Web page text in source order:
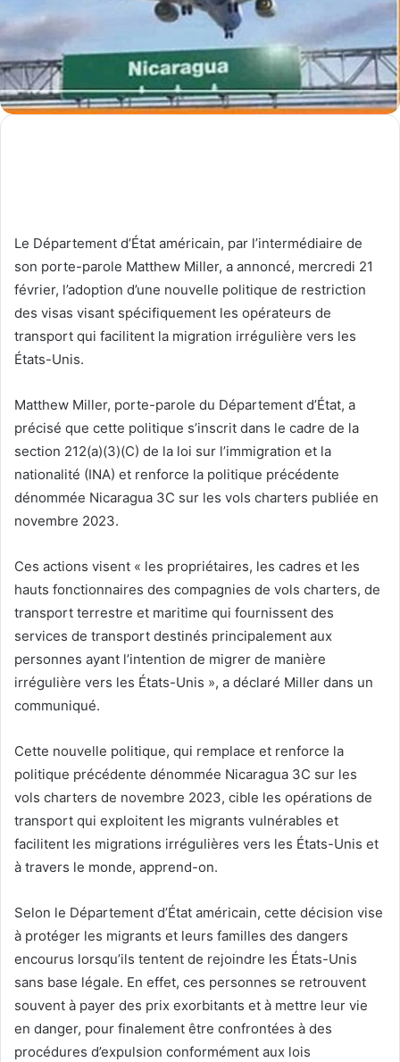
Le Département d’État américain, par l’intermédiaire de
son porte-parole Matthew Miller, a annoncé, mercredi 21
février, l’adoption d’une nouvelle politique de restriction
des visas visant spécifiquement les opérateurs de
transport qui facilitent la migration irrégulière vers les
États-Unis.
Matthew Miller, porte-parole du Département d’État, a
précisé que cette politique s’inscrit dans le cadre de la
section 212(a)(3)(C) de la loi sur l’immigration et la
nationalité (INA) et renforce la politique précédente
dénommée Nicaragua 3C sur les vols charters publiée en
novembre 2023.
Ces actions visent « les propriétaires, les cadres et les
hauts fonctionnaires des compagnies de vols charters, de
transport terrestre et maritime qui fournissent des
services de transport destinés principalement aux
personnes ayant l’intention de migrer de manière
irrégulière vers les États-Unis », a déclaré Miller dans un
communiqué.
Cette nouvelle politique, qui remplace et renforce la
politique précédente dénommée Nicaragua 3C sur les
vols charters de novembre 2023, cible les opérations de
transport qui exploitent les migrants vulnérables et
facilitent les migrations irrégulières vers les États-Unis et
à travers le monde, apprend-on.
Selon le Département d’État américain, cette décision vise
à protéger les migrants et leurs familles des dangers
encourus lorsqu’ils tentent de rejoindre les États-Unis
sans base légale. En effet, ces personnes se retrouvent
souvent à payer des prix exorbitants et à mettre leur vie
en danger, pour finalement être confrontées à des
procédures d’expulsion conformément aux lois